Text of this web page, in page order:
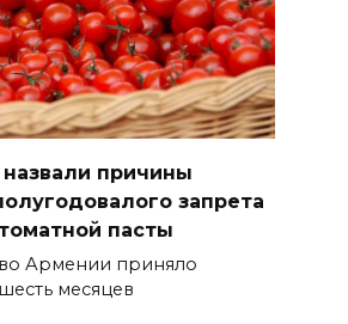
причины
запрета
пасты
Армении приняло
месяцев